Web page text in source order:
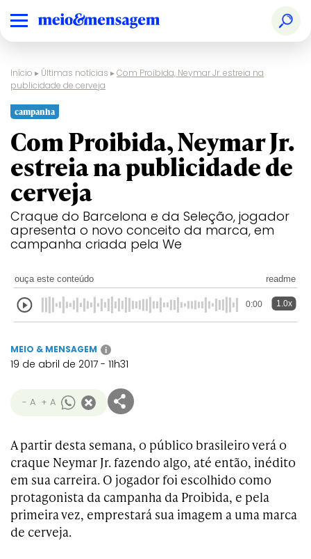
Início ▸ Últimas notícias ▸Com Proibida, Neymar Jr. estreia na
publicidade de cerveja
campanha
Com Proibida, Neymar Jr.
estreia na publicidade de
cerveja
Craque do Barcelona e da Seleção, jogador
apresenta o novo conceito da marca, em
campanha criada pela We
ouça este conteúdo readme
0:00 1.0x
MEIO & MENSAGEM i
19 de abril de 2017 - 11h31
- A + A
A partir desta semana, o público brasileiro verá o
craque Neymar Jr. fazendo algo, até então, inédito
em sua carreira. O jogador foi escolhido como
protagonista da campanha da Proibida, e pela
primeira vez, emprestará sua imagem a uma marca
de cerveja.